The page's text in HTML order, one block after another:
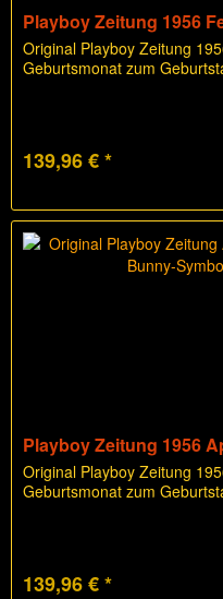
Playboy Zeitung 1956
Original Playboy Zeitung
Geburtsmonat zum
139,96 € *
Playboy Zeitung 1956
Original Playboy Zeitung
Geburtsmonat zum
139,96 € *